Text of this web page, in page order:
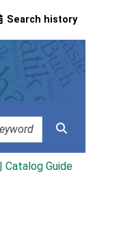
Search history
Catalog Guide